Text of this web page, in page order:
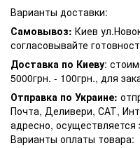
Варианты доставки:
Самовывоз: Киев
согласовывайте
Доставка по Киеву:
5000грн. - 100грн., для
Отправка по Украине:
Почта, Деливери, САТ,
адресно, осуществляется
Варианты оплаты товара: